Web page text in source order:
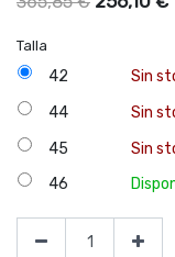
Talla
42
Sin
44
Sin
45
Sin
46